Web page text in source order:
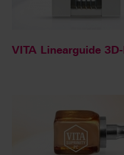
VITA Linearguide